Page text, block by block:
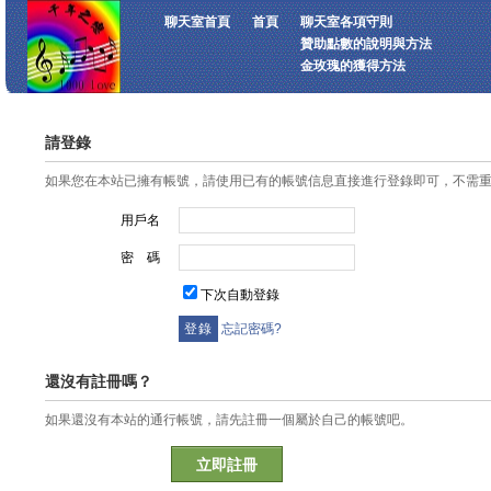
聊天室首頁 首頁
聊天室各項守則
贊助點數的說明與方法
金玫瑰的獲得方法
請登錄
如果您在本站已擁有帳號，請使用已有的帳號信息直接進行登錄即可，不需
用戶名
密 碼
下次自動登錄
忘記密碼?
還沒有註冊嗎？
如果還沒有本站的通行帳號，請先註冊一個屬於自己的帳號吧。
立即註冊